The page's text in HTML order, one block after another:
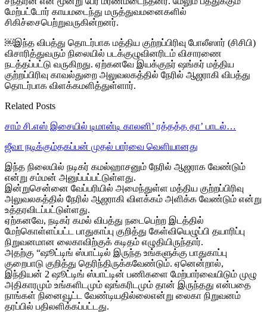
மேற்பட்டோர் காயமடைந்து மருத்துவமனைகளில்
சிகிச்சைபெற்றுவருகின்றனர்.
￼இந்த விபத்து தொடர்பாக மத்திய குற்றப்பிரிவு போலீஸார் (சிசிபி)
விசாரித்துவரும் நிலையில் படக்குழுவினரிடம் விசாரணை
நடத்தப்பட்டு வருகிறது. ஏற்கனவே இயக்குநர் ஷங்கர் மத்திய
குற்றப்பிரிவு காவல்துறை அலுவலகத்தில் நேரில் ஆஜராகி விபத்து
தொடர்பாக விளக்கமளித்துள்ளார்.
Related Posts
சாம் சி.எஸ் இசையில் டிமான்டி காலனி’ ரத்தத்த தா’ பாடல்…
ஜீவா நடிக்கும்தகப்பன் முதல் பார்வை வெளியானது
இந்த நிலையில் நடிகர் கமல்ஹாசனும் நேரில் ஆஜராக வேண்டும்
என்று சம்மன் அனுப்பப்பட்டுள்ளது.
இன்றுசென்னை வேப்பரியில் அமைந்துள்ள மத்திய குற்றப்பிரிவு
அலுவலகத்தில் நேரில் ஆஜராகி விளக்கம் அளிக்க வேண்டும் என்று
உத்தரவிடப்பட்டுள்ளது.
ஏற்கனவே, நடிகர் கமல் விபத்து நடைபெற்ற இடத்தில்
மேற்கொள்ளப்பட்ட பாதுகாப்பு குறித்து கேள்வியெழுப்பி தயாரிப்பு
நிறுவனமான லைகாவிற்குக் கடிதம் எழுதியிருந்தார்.
அதற்கு “ஷூட்டிங் ஸ்பாட்டில் இருந்த உங்களுக்கு பாதுகாப்பு
குறைபாடு குறித்து தெரிந்திருக்கவேண்டும். ஏனென்றால்,
இந்தியன் 2 ஷூட்டிங் ஸ்பாட்டின் பணிகளை மேற்பார்வையிடும் முழு
அதிகாரமும் உங்களிடமும் ஷங்கரிடமும் தான் இருந்தது என்பதை
நாங்கள் நினைவூட்ட வேண்டியதில்லைஎன்று லைகா நிறுவனம்
தரப்பில் பதிலளிக்கப்பட்டது.